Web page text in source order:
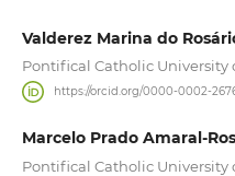
Valderez Marina do
Pontifical Catholic University
https://orcid.org/0000-0002-
Marcelo Prado Amaral-
Pontifical Catholic University